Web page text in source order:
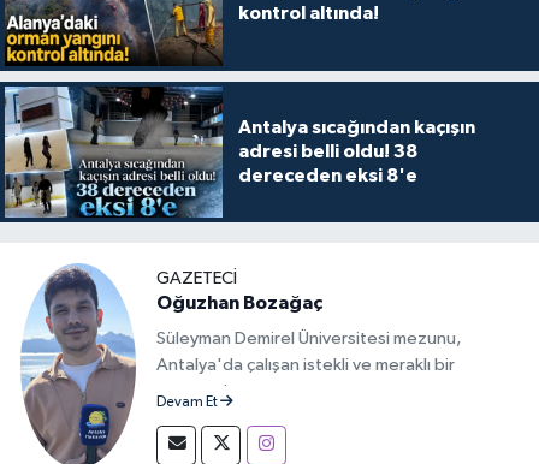
kontrol altında!
Antalya sıcağından kaçışın
adresi belli oldu! 38
dereceden eksi 8'e
GAZETECİ
Oğuzhan Bozağaç
Süleyman Demirel Üniversitesi mezunu,
Antalya'da çalışan istekli ve meraklı bir
gazeteci.
Devam Et